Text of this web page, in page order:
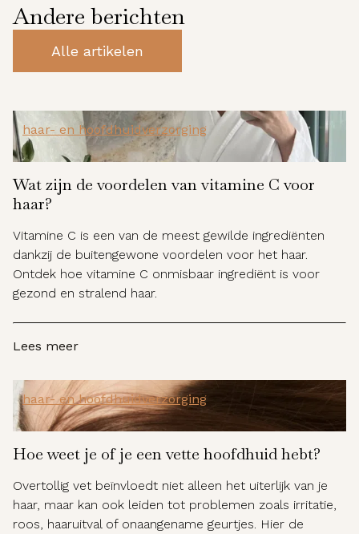
Andere berichten
Alle artikelen
haar- en hoofdhuidverzorging
Wat zijn de voordelen van vitamine C voor
haar?
Vitamine C is een van de meest gewilde ingrediënten
dankzij de buitengewone voordelen voor het haar.
Ontdek hoe vitamine C onmisbaar ingrediënt is voor
gezond en stralend haar.
Lees meer
haar- en hoofdhuidverzorging
Hoe weet je of je een vette hoofdhuid hebt?
Overtollig vet beïnvloedt niet alleen het uiterlijk van je
haar, maar kan ook leiden tot problemen zoals irritatie,
roos, haaruitval of onaangename geurtjes. Hier de